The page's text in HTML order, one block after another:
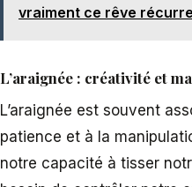
vraiment ce rêve
L’araignée : créativité et
L’araignée est souvent
patience et à la
notre capacité à tisser